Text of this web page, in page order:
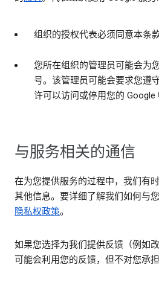
组织的授权代表必须同意本条
您所在组织的管理员可能会为
号。该管理员可能会要求您遵
许可以访问或停用您的 Google
与服务相关的通信
在为您提供服务的过程中，我们有
其他信息。要详细了解我们如何与
隐私权政策。
如果您选择为我们提供反馈（例如
可能会利用您的反馈，但不对您承担